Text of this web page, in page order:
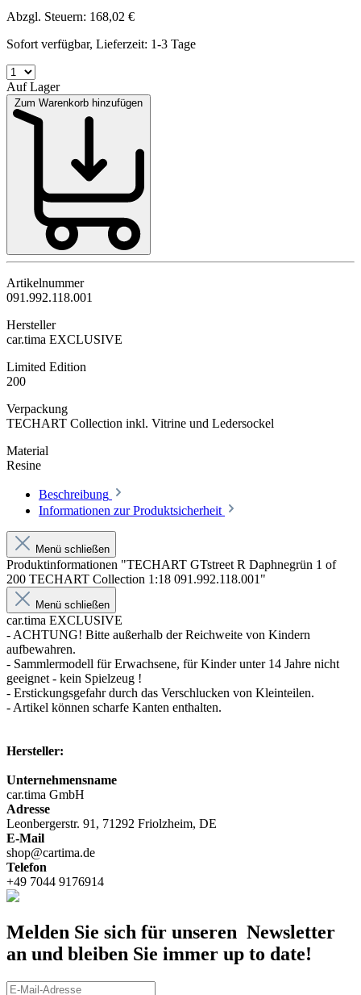
Abzgl. Steuern: 168,02 €
Sofort verfügbar, Lieferzeit: 1-3 Tage
Auf Lager
Zum Warenkorb hinzufügen
Artikelnummer
091.992.118.001
Hersteller
car.tima EXCLUSIVE
Limited Edition
200
Verpackung
TECHART Collection inkl. Vitrine und Ledersockel
Material
Resine
Beschreibung
Informationen zur Produktsicherheit
Menü schließen
Produktinformationen "TECHART GTstreet R Daphnegrün 1 of
200 TECHART Collection 1:18 091.992.118.001"
Menü schließen
car.tima EXCLUSIVE
- ACHTUNG! Bitte außerhalb der Reichweite von Kindern
aufbewahren.
- Sammlermodell für Erwachsene, für Kinder unter 14 Jahre nicht
geeignet - kein Spielzeug !
- Erstickungsgefahr durch das Verschlucken von Kleinteilen.
- Artikel können scharfe Kanten enthalten.
Hersteller:
Unternehmensname
car.tima GmbH
Adresse
Leonbergerstr. 91, 71292 Friolzheim, DE
E-Mail
shop@cartima.de
Telefon
+49 7044 9176914
Melden Sie sich für unseren Newsletter
an und bleiben Sie immer up to date!